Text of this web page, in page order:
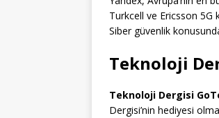
Turkcell ve Ericsson 5G
Siber güvenlik
Teknoloji
Teknoloji Dergisi
Dergisi’nin hediyesi